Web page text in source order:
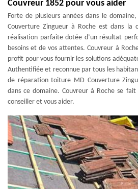
Couvreur 1852 pour vous aider
Forte de plusieurs années dans le
Couverture Zingueur à Roche est dans la
réalisation parfaite dotée d’un résultat
besoins et de vos attentes. Couvreur à
profit pour vous fournir les solutions
Authentifiée et reconnue par tous les
de réparation toiture MD Couverture
dans ce domaine. Couvreur à Roche se
conseiller et vous aider.